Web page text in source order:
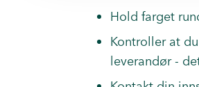
Hold farget
Kontroller at
leverandør -